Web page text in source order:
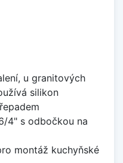
u granitových
silikon
4" s odbočkou na
montáž kuchyňské